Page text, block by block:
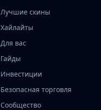
Лучшие скины
Хайлайты
Для вас
Гайды
Инвестиции
Безопасная торговля
Сообщество